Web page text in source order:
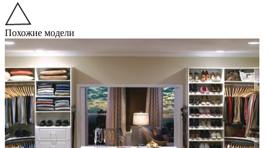
Похожие модели